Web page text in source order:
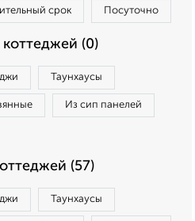
срок Посуточно
(0)
Таунхаусы
Из сип панелей
(57)
Таунхаусы